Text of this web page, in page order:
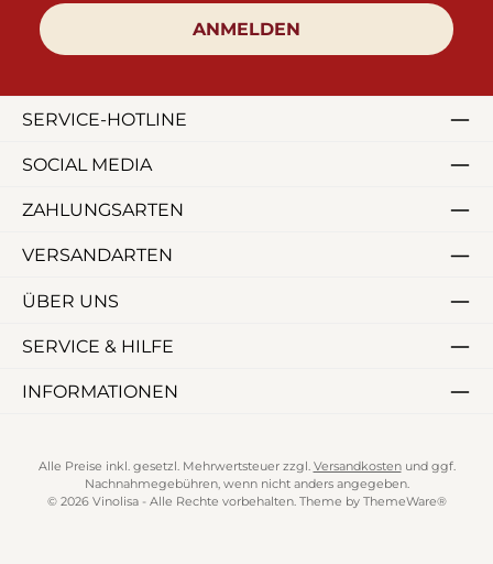
ANMELDEN
SERVICE-HOTLINE
SOCIAL MEDIA
ZAHLUNGSARTEN
VERSANDARTEN
ÜBER UNS
SERVICE & HILFE
INFORMATIONEN
Alle Preise inkl. gesetzl. Mehrwertsteuer zzgl. Versandkostenund ggf.
Nachnahmegebühren, wenn nicht anders angegeben.
© 2026 Vinolisa - Alle Rechte vorbehalten. Theme by ThemeWare®